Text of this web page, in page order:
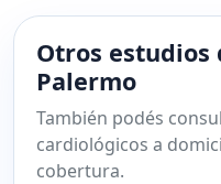
Otros estudios
Palermo
También podés
cardiológicos a
cobertura.